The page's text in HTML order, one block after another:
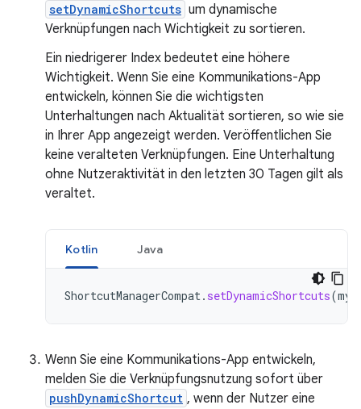
setDynamicShortcuts um dynamische
Verknüpfungen nach Wichtigkeit zu sortieren.
Ein niedrigerer Index bedeutet eine höhere
Wichtigkeit. Wenn Sie eine Kommunikations-App
entwickeln, können Sie die wichtigsten
Unterhaltungen nach Aktualität sortieren, so wie sie
in Ihrer App angezeigt werden. Veröffentlichen Sie
keine veralteten Verknüpfungen. Eine Unterhaltung
ohne Nutzeraktivität in den letzten 30 Tagen gilt als
veraltet.
Kotlin Java
ShortcutManagerCompat. setDynamicShortcuts(
Wenn Sie eine Kommunikations-App entwickeln,
melden Sie die Verknüpfungsnutzung sofort über
pushDynamicShortcut , wenn der Nutzer eine